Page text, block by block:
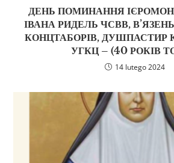
ДЕНЬ ПОМИНАННЯ
ІВАНА РИДЕЛЬ ЧСВВ,
КОНЦТАБОРІВ, ДУШПАСТИР
УГКЦ – (40 РОКІВ
14 lutego 2024